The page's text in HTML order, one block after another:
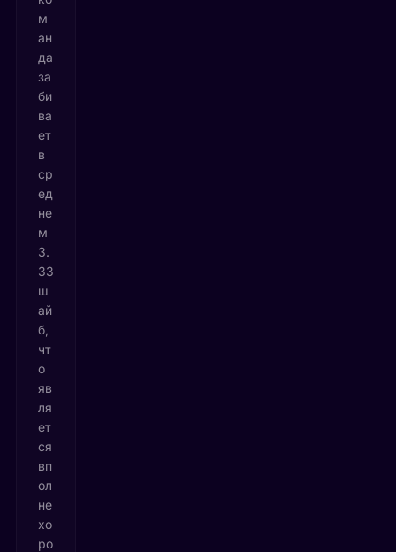
м
ан
да
за
би
ва
ет
в
ср
ед
не
м
3.
33
ш
ай
б,
чт
о
яв
ля
ет
ся
вп
ол
не
хо
ро